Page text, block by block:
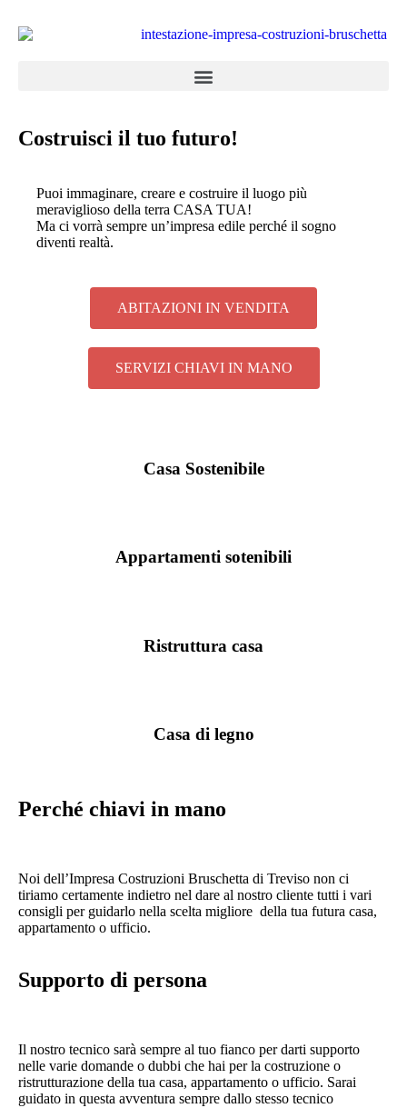
Costruisci il tuo futuro!
Puoi immaginare, creare e costruire il luogo più
meraviglioso della terra CASA TUA!
Ma ci vorrà sempre un’impresa edile perché il sogno
diventi realtà.
ABITAZIONI IN VENDITA
SERVIZI CHIAVI IN MANO
Casa Sostenibile
Appartamenti sotenibili
Ristruttura casa
Casa di legno
Perché chiavi in mano
Noi dell’Impresa Costruzioni Bruschetta di Treviso non ci
tiriamo certamente indietro nel dare al nostro cliente tutti i vari
consigli per guidarlo nella scelta migliore della tua futura casa,
appartamento o ufficio.
Supporto di persona
Il nostro tecnico sarà sempre al tuo fianco per darti supporto
nelle varie domande o dubbi che hai per la costruzione o
ristrutturazione della tua casa, appartamento o ufficio. Sarai
guidato in questa avventura sempre dallo stesso tecnico